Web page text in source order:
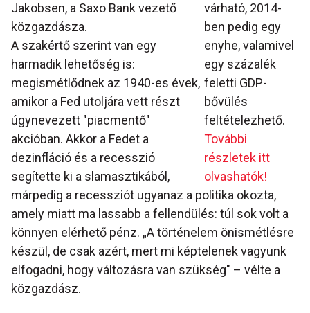
várható, 2014-
ben pedig egy
enyhe, valamivel
egy százalék
feletti GDP-
bővülés
feltételezhető.
További
részletek itt
olvashatók!
Jakobsen, a Saxo Bank vezető
közgazdásza.
A szakértő szerint van egy
harmadik lehetőség is:
megismétlődnek az 1940-es évek,
amikor a Fed utoljára vett részt
úgynevezett "piacmentő"
akcióban. Akkor a Fedet a
dezinfláció és a recesszió
segítette ki a slamasztikából,
márpedig a recessziót ugyanaz a politika okozta,
amely miatt ma lassabb a fellendülés: túl sok volt a
könnyen elérhető pénz. „A történelem önismétlésre
készül, de csak azért, mert mi képtelenek vagyunk
elfogadni, hogy változásra van szükség" – vélte a
közgazdász.